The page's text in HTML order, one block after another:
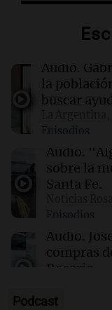
La
del país fue
año”
Se conoció
promesas
forense
Rescataron
Audio.
la
buscar
Episodios
Audio.
sobre la
Santa Fe.
Episodios
Audio.
compras
Rosario.
Episodios
Podcast